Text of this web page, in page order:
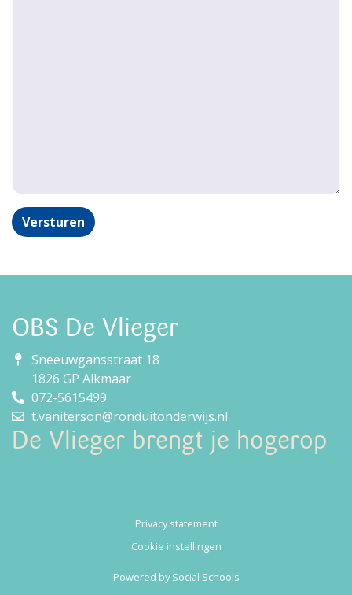
Versturen
OBS De Vlieger
Sneeuwgansstraat 18
1826 GP Alkmaar
072-5615499
t.vaniterson@ronduitonderwijs.nl
De Vlieger brengt je hogerop
Privacy statement
Cookie instellingen
Powered bySocial Schools